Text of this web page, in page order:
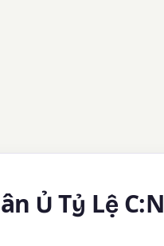
Ủ Tỷ Lệ C:N